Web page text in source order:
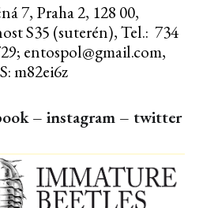
7, Praha 2, 128 00,
S35 (suterén), Tel.: 734
entospol@gmail.com,
m82ei6z
– instagram– twitter